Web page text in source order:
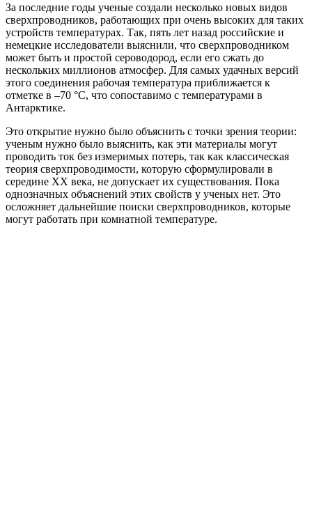
За последние годы ученые создали несколько новых видов
сверхпроводников, работающих при очень высоких для таких
устройств температурах. Так, пять лет назад российские и
немецкие исследователи выяснили, что сверхпроводником
может быть и простой сероводород, если его сжать до
нескольких миллионов атмосфер. Для самых удачных версий
этого соединения рабочая температура приближается к
отметке в –70 °С, что сопоставимо с температурами в
Антарктике.
Это открытие нужно было объяснить с точки зрения теории:
ученым нужно было выяснить, как эти материалы могут
проводить ток без измеримых потерь, так как классическая
теория сверхпроводимости, которую сформулировали в
середине XX века, не допускает их существования. Пока
однозначных объяснений этих свойств у ученых нет. Это
осложняет дальнейшие поиски сверхпроводников, которые
могут работать при комнатной температуре.